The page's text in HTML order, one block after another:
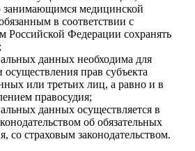
занимающимся медицинской
в соответствии с
Российской Федерации сохранять
данных необходима для
осуществления прав субъекта
или третьих лиц, а равно и в
правосудия;
данных осуществляется в
об обязательных
со страховым законодательством.